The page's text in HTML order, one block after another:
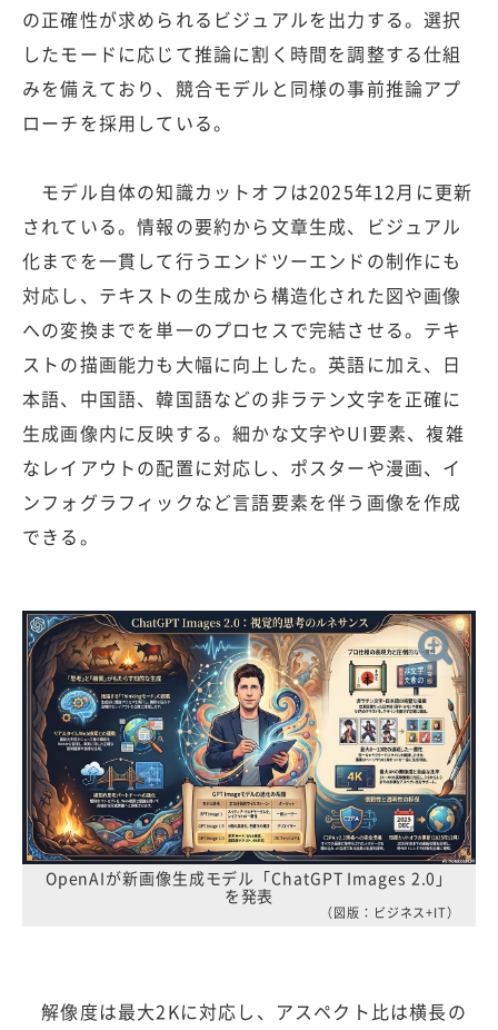
の正確性が求められるビジュアルを出力する。選択
したモードに応じて推論に割く時間を調整する仕組
みを備えており、競合モデルと同様の事前推論アプ
ローチを採用している。
モデル自体の知識カットオフは2025年12月に更新
されている。情報の要約から文章生成、ビジュアル
化までを一貫して行うエンドツーエンドの制作にも
対応し、テキストの生成から構造化された図や画像
への変換までを単一のプロセスで完結させる。テキ
ストの描画能力も大幅に向上した。英語に加え、日
本語、中国語、韓国語などの非ラテン文字を正確に
生成画像内に反映する。細かな文字やUI要素、複雑
なレイアウトの配置に対応し、ポスターや漫画、イ
ンフォグラフィックなど言語要素を伴う画像を作成
できる。
OpenAIが新画像生成モデル「ChatGPT Images 2.0」
を発表
（図版：ビジネス+IT）
解像度は最大2Kに対応し、アスペクト比は横長の